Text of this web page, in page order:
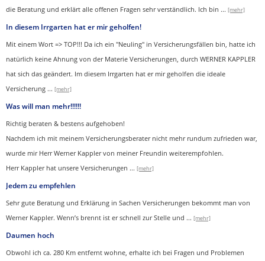
die Beratung und erklärt alle offenen Fragen sehr verständlich. Ich bin ... [mehr]
In diesem Irrgarten hat er mir geholfen!
Mit einem Wort => TOP!!! Da ich ein "Neuling" in Versicherungsfällen bin, hatte ich
natürlich keine Ahnung von der Materie Versicherungen, durch WERNER KAPPLER
hat sich das geändert. Im diesem Irrgarten hat er mir geholfen die ideale
Versicherung ... [mehr]
Was will man mehr!!!!!!
Richtig beraten & bestens aufgehoben!
Nachdem ich mit meinem Versicherungsberater nicht mehr rundum zufrieden war,
wurde mir Herr Werner Kappler von meiner Freundin weiterempfohlen.
Herr Kappler hat unsere Versicherungen ... [mehr]
Jedem zu empfehlen
Sehr gute Beratung und Erklärung in Sachen Versicherungen bekommt man von
Werner Kappler. Wenn’s brennt ist er schnell zur Stelle und ... [mehr]
Daumen hoch
Obwohl ich ca. 280 Km entfernt wohne, erhalte ich bei Fragen und Problemen